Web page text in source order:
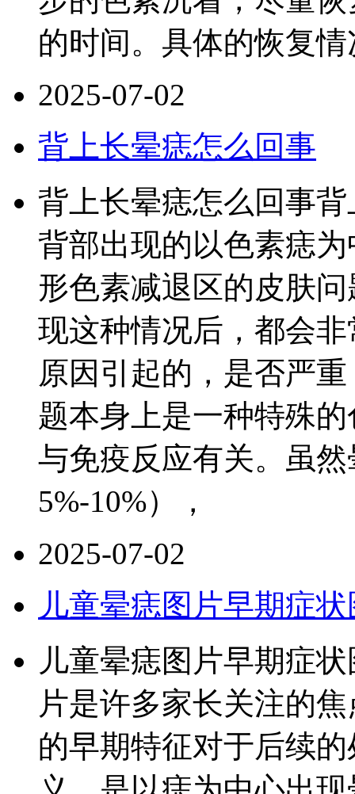
的时间。具体的恢复
2025-07-02
背上长晕痣怎么回事
背上长晕痣怎么回事
背部出现的以色素痣
形色素减退区的皮肤
现这种情况后，都会
原因引起的，是否严
题本身上是一种特殊
与免疫反应有关。虽
5%-10%），
2025-07-02
儿童晕痣图片早期症
儿童晕痣图片早期症
片是许多家长关注的
的早期特征对于后续